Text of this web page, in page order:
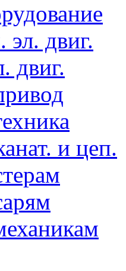
двиг.
двиг.
и цеп.